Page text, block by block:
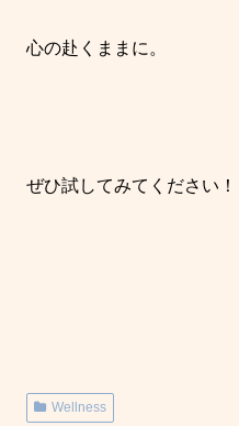
心の赴くままに。
ぜひ試してみてください！
Wellness